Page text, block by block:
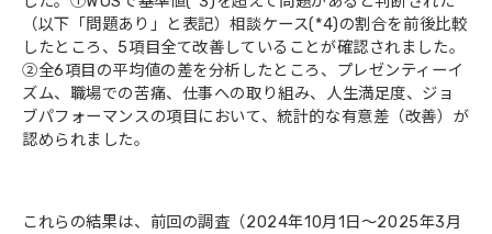
（以下「問題あり」と表記）相談ケース(*4)の割合を前後比較
したところ、5項目全て改善していることが確認されました。
②全6項目の平均値の差を分析したところ、プレゼンティーイ
ズム、職場での苦痛、仕事への取り組み、人生満足度、ジョ
ブパフォーマンスの項目において、統計的な有意差（改善）が
認められました。
これらの結果は、前回の調査（2024年10月1日～2025年3月